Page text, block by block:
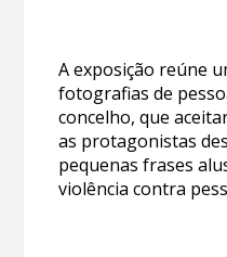
A exposição reúne
fotografias de
concelho, que
as protagonistas
pequenas frases
violência contra